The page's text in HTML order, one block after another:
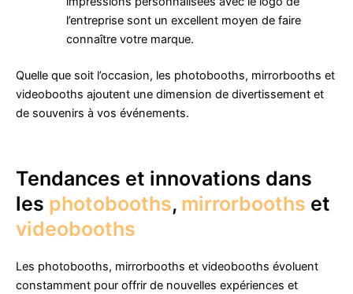
l’entreprise sont un excellent moyen de faire
connaître votre marque.
Quelle que soit l’occasion, les photobooths, mirrorbooths et
videobooths ajoutent une dimension de divertissement et
de souvenirs à vos événements.
Tendances et innovations dans
les photobooths, mirrorbooths et
videobooths
Les photobooths, mirrorbooths et videobooths évoluent
constamment pour offrir de nouvelles expériences et